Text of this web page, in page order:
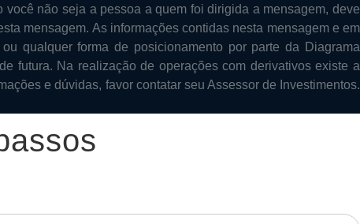
não seja a pessoa a quem foi dirigida a mensagem, deve
mensagem. As informações contidas nesta mensagem e em
qualquer forma de posicionamento por parte da Diagrama
futura. Na realização de operações com derivativos existe a
e dúvidas, favor contatar seu Assessor de Investimentos.